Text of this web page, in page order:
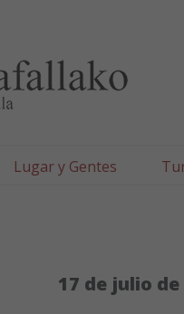
Lugar y Gentes
17 de julio de